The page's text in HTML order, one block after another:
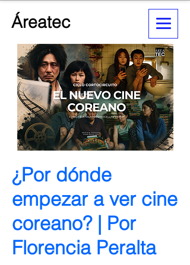
Áreatec
¿Por dónde
empezar a ver cine
coreano? | Por
Florencia Peralta